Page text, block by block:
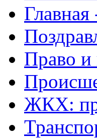
Право и
ЖКХ: